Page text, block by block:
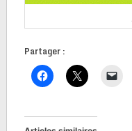
Partager :